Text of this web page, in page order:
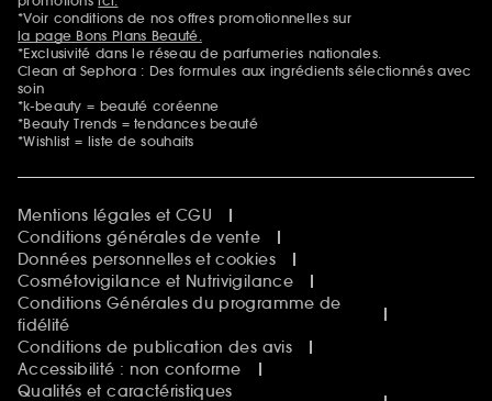
*Voir conditions de nos offres promotionnelles sur
la page Bons Plans Beauté.
*Exclusivité dans le réseau de parfumeries nationales.
Clean at Sephora : Des formules aux ingrédients sélectionnés avec
soin
*k-beauty = beauté coréenne
*Beauty Trends = tendances beauté
*Wishlist = liste de souhaits
Mentions légales et CGU
Conditions générales de vente
Données personnelles et cookies
Cosmétovigilance et Nutrivigilance
Conditions Générales du programme de
fidélité
Conditions de publication des avis
Accessibilité : non conforme
Qualités et caractéristiques